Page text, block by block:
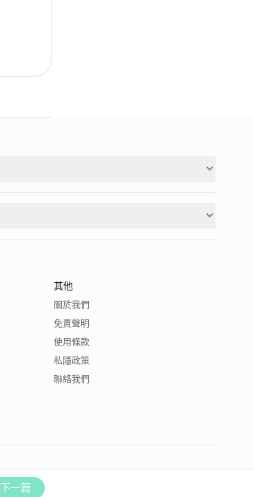
下一篇
其他
關於我們
免責聲明
使用條款
私隱政策
聯絡我們